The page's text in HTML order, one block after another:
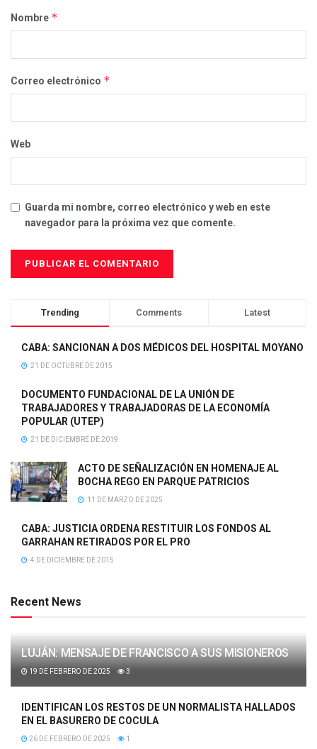
Nombre *
Correo electrónico *
Web
Guarda mi nombre, correo electrónico y web en este
navegador para la próxima vez que comente.
Trending Comments Latest
CABA: SANCIONAN A DOS MÉDICOS DEL HOSPITAL MOYANO
21 DE OCTUBRE DE 2015
DOCUMENTO FUNDACIONAL DE LA UNIÓN DE
TRABAJADORES Y TRABAJADORAS DE LA ECONOMÍA
POPULAR (UTEP)
21 DE DICIEMBRE DE 2019
ACTO DE SEÑALIZACIÓN EN HOMENAJE AL
BOCHA REGO EN PARQUE PATRICIOS
11 DE MARZO DE 2025
CABA: JUSTICIA ORDENA RESTITUIR LOS FONDOS AL
GARRAHAN RETIRADOS POR EL PRO
4 DE DICIEMBRE DE 2015
Recent News
LUJÁN: MENSAJE DE FRANCISCO A SUS MISIONEROS
19 DE FEBRERO DE 2025 3
IDENTIFICAN LOS RESTOS DE UN NORMALISTA HALLADOS
EN EL BASURERO DE COCULA
26 DE FEBRERO DE 2025 1